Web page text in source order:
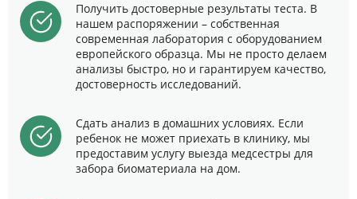
Получить достоверные результаты теста. В
нашем распоряжении – собственная
современная лаборатория с оборудованием
европейского образца. Мы не просто делаем
анализы быстро, но и гарантируем качество,
достоверность исследований.
Сдать анализ в домашних условиях. Если
ребенок не может приехать в клинику, мы
предоставим услугу выезда медсестры для
забора биоматериала на дом.